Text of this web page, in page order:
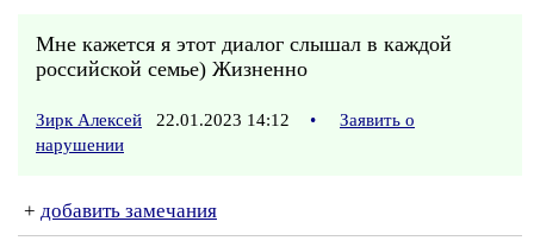
Мне кажется я этот диалог слышал в каждой
российской семье) Жизненно
Зирк Алексей 22.01.2023 14:12 •
Заявить о
нарушении
+ добавить замечания